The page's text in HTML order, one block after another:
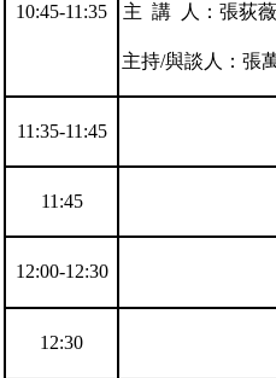
10:45-11:35 主 講 人：張荻
主持/與談 人 ：張
11:35-11:45
11:45
12:00-12:30
12:30